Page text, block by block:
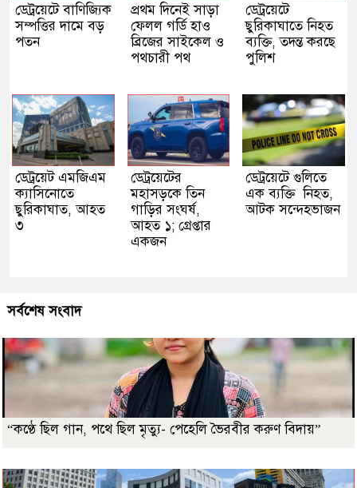
ডেট্রয়েটে বাণিজ্যিক
সম্পত্তির দামে বড়
পতন
প্রথম দিনেই সাড়া
ফেলল গর্ডি হাও
ব্রিজের সাইকেল ও
পথচারী পথ
ডেট্রয়েটে
ছুরিকাঘাতে নিহত
ব্যক্তি, তদন্ত করছে
পুলিশ
ডেট্রয়েট এমজিএম
ক্যাসিনোতে
ছুরিকাঘাত, আহত
৩
ডেট্রয়েটের
মহাসড়কে তিন
গাড়ির সংঘর্ষ,
আহত ১; গ্রেপ্তার
একজন
ডেট্রয়েটে গুলিতে
এক ব্যক্তি নিহত,
আটক সন্দেহভাজন
সর্বশেষ সংবাদ
“কণ্ঠে ছিল গান, পথে ছিল মৃত্যু- পেহেলি ভৈরবীর করুণ বিদায়”